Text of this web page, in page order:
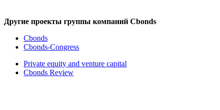
Другие проекты группы компаний Cbonds
Cbonds
Cbonds-Congress
Private equity and venture capital
Cbonds Review